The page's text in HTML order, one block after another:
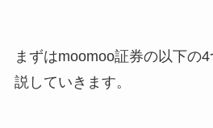
まずはmoomoo証券の以下の
説していきます。